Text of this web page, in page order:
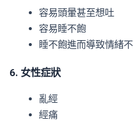
容易頭暈甚至想吐
容易睡不飽
睡不飽進而導致情緒
6. 女性症狀
亂經
經痛